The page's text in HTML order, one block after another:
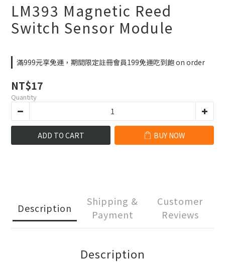
LM393 Magnetic Reed
Switch Sensor Module
滿999元享免運，期間限定註冊會員199免運吃到飽 on order
NT$17
Quantity
ADD TO CART BUY NOW
Description
Shipping &
Payment
Customer
Reviews
Description